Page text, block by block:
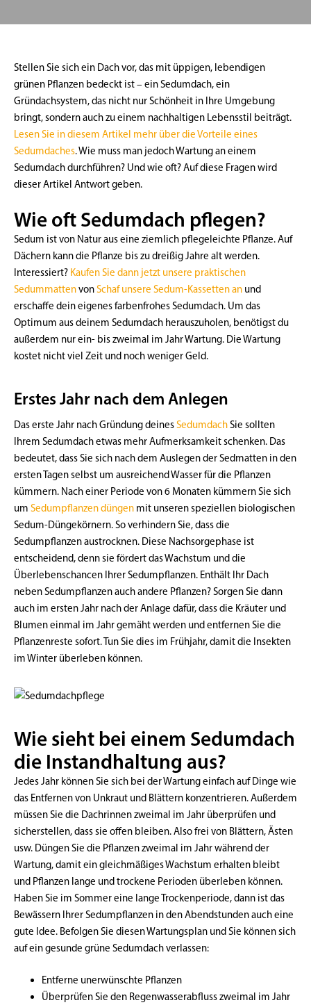
Stellen Sie sich ein Dach vor, das mit üppigen, lebendigen
grünen Pflanzen bedeckt ist – ein Sedumdach, ein
Gründachsystem, das nicht nur Schönheit in Ihre Umgebung
bringt, sondern auch zu einem nachhaltigen Lebensstil beiträgt.
Lesen Sie in diesem Artikel mehr über die Vorteile eines
Sedumdaches. Wie muss man jedoch Wartung an einem
Sedumdach durchführen? Und wie oft? Auf diese Fragen wird
dieser Artikel Antwort geben.
Wie oft Sedumdach pflegen?
Sedum ist von Natur aus eine ziemlich pflegeleichte Pflanze. Auf
Dächern kann die Pflanze bis zu dreißig Jahre alt werden.
Interessiert? Kaufen Sie dann jetzt unsere praktischen
SedummattenvonSchaf unsere Sedum-Kassetten an und
erschaffe dein eigenes farbenfrohes Sedumdach. Um das
Optimum aus deinem Sedumdach herauszuholen, benötigst du
außerdem nur ein- bis zweimal im Jahr Wartung. Die Wartung
kostet nicht viel Zeit und noch weniger Geld.
Erstes Jahr nach dem Anlegen
Das erste Jahr nach Gründung deinesSedumdachSie sollten
Ihrem Sedumdach etwas mehr Aufmerksamkeit schenken. Das
bedeutet, dass Sie sich nach dem Auslegen der Sedmatten in den
ersten Tagen selbst um ausreichend Wasser für die Pflanzen
kümmern. Nach einer Periode von 6 Monaten kümmern Sie sich
um Sedumpflanzen düngen mit unseren speziellen biologischen
Sedum-Düngekörnern. So verhindern Sie, dass die
Sedumpflanzen austrocknen. Diese Nachsorgephase ist
entscheidend, denn sie fördert das Wachstum und die
Überlebenschancen Ihrer Sedumpflanzen. Enthält Ihr Dach
neben Sedumpflanzen auch andere Pflanzen? Sorgen Sie dann
auch im ersten Jahr nach der Anlage dafür, dass die Kräuter und
Blumen einmal im Jahr gemäht werden und entfernen Sie die
Pflanzenreste sofort. Tun Sie dies im Frühjahr, damit die Insekten
im Winter überleben können.
Wie sieht bei einem Sedumdach
die Instandhaltung aus?
Jedes Jahr können Sie sich bei der Wartung einfach auf Dinge wie
das Entfernen von Unkraut und Blättern konzentrieren. Außerdem
müssen Sie die Dachrinnen zweimal im Jahr überprüfen und
sicherstellen, dass sie offen bleiben. Also frei von Blättern, Ästen
usw. Düngen Sie die Pflanzen zweimal im Jahr während der
Wartung, damit ein gleichmäßiges Wachstum erhalten bleibt
und Pflanzen lange und trockene Perioden überleben können.
Haben Sie im Sommer eine lange Trockenperiode, dann ist das
Bewässern Ihrer Sedumpflanzen in den Abendstunden auch eine
gute Idee. Befolgen Sie diesen Wartungsplan und Sie können sich
auf ein gesunde grüne Sedumdach verlassen:
Entferne unerwünschte Pflanzen
Überprüfen Sie den Regenwasserabfluss zweimal im Jahr